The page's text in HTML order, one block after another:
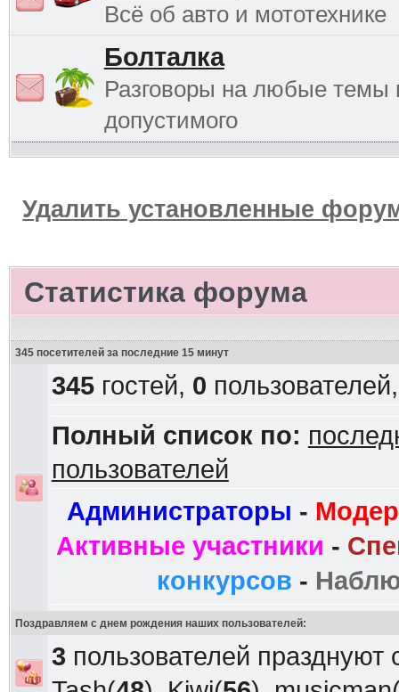
Всё об авто и мототехнике
Болталка
Разговоры на любые темы
допустимого
Удалить установленные
Статистика форума
345 посетителей за последние 15 минут
345гостей, 0
Полный список по:
пользователей
Администраторы -
Активные участники -
конкурсов -
Поздравляем с днем рождения наших пользователей:
3 пользователей